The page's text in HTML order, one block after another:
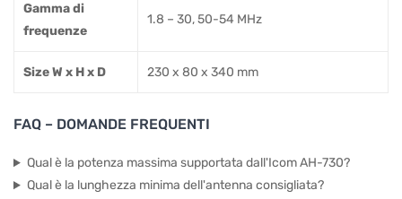
Gamma di
frequenze
1.8 – 30, 50-54 MHz
Size W x H x D 230 x 80 x 340 mm
FAQ – DOMANDE FREQUENTI
Qual è la potenza massima supportata dall'Icom AH-730?
Qual è la lunghezza minima dell'antenna consigliata?